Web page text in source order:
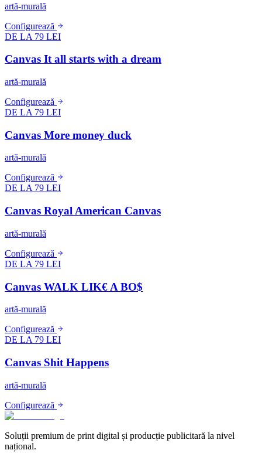
artă-murală
Configurează
DE LA 79 LEI
Canvas It all starts with a dream
artă-murală
Configurează
DE LA 79 LEI
Canvas More money duck
artă-murală
Configurează
DE LA 79 LEI
Canvas Royal American Canvas
artă-murală
Configurează
DE LA 79 LEI
Canvas WALK LIK€ A BO$
artă-murală
Configurează
DE LA 79 LEI
Canvas Shit Happens
artă-murală
Configurează
Soluții premium de print digital și producție publicitară la nivel
național.